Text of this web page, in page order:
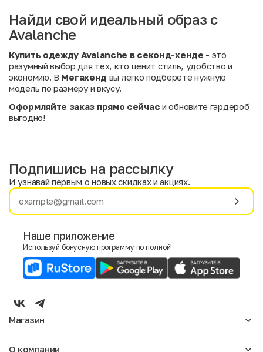
Найди свой идеальный образ с
Avalanche
Купить одежду Avalanche в секонд-хенде - это
разумный выбор для тех, кто ценит стиль, удобство и
экономию. В Мегахенд вы легко подберете нужную
модель по размеру и вкусу.
Оформляйте заказ прямо сейчас и обновите гардероб
выгодно!
Имя
E-mail
Мужской
Подпишись на рассылку
И узнавай первым о новых скидках и акциях.
Наше приложение
Используй бонусную программу по полной!
Магазин
О компании